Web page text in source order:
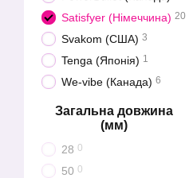
Satisfyer (Німеччина) 20
Svakom (США) 3
Tenga (Японія) 1
We-vibe (Канада) 6
Загальна довжина
(мм)
28 0
50 0